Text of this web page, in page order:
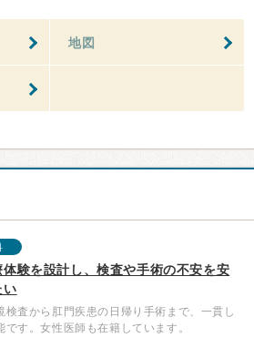
地図
験を設計し、検査や手術の不安を安
い
検査から肛門疾患の日帰り手術まで、一貫し
です。女性医師も在籍しています。